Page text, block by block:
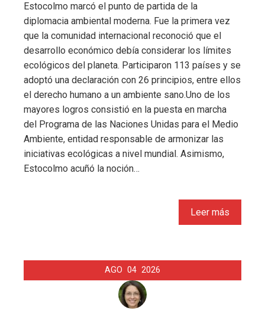
Estocolmo marcó el punto de partida de la
diplomacia ambiental moderna. Fue la primera vez
que la comunidad internacional reconoció que el
desarrollo económico debía considerar los límites
ecológicos del planeta. Participaron 113 países y se
adoptó una declaración con 26 principios, entre ellos
el derecho humano a un ambiente sano.Uno de los
mayores logros consistió en la puesta en marcha
del Programa de las Naciones Unidas para el Medio
Ambiente, entidad responsable de armonizar las
iniciativas ecológicas a nivel mundial. Asimismo,
Estocolmo acuñó la noción…
Leer más
AGO 04 2026